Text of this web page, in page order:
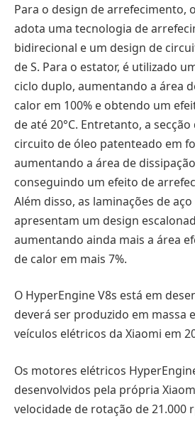
Para o design de arrefecimento,
adota uma tecnologia de
bidirecional e um design de
de S. Para o estator, é utilizado
ciclo duplo, aumentando a área
calor em 100% e obtendo um
de até 20°C. Entretanto, a
circuito de óleo patenteado em
aumentando a área de
conseguindo um efeito de
Além disso, as laminações de
apresentam um design
aumentando ainda mais a área
de calor em mais 7%.
O HyperEngine V8s está em
deverá ser produzido em massa
veículos elétricos da Xiaomi em
Os motores elétricos
desenvolvidos pela própria
velocidade de rotação de 21.000